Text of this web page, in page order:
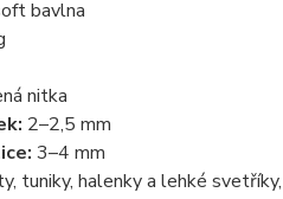
bavlna
nitka
2–2,5 mm
3–4 mm
tuniky, halenky a lehké